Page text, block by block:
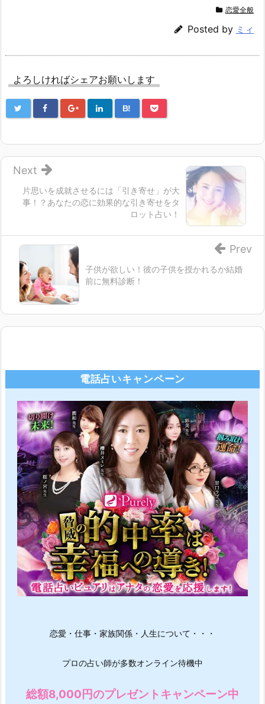
恋愛全般
Posted by ミィ
よろしければシェアお願いします
B!
片思いを成就させるには「引き寄せ」が大
事！？あなたの恋に効果的な引き寄せをタ
ロット占い！
Next
子供が欲しい！彼の子供を授かれるか結婚
前に無料診断！
Prev
電話占いキャンペーン
恋愛・仕事・家族関係・人生について・・・
プロの占い師が多数オンライン待機中
総額8,000円のプレゼントキャンペーン中